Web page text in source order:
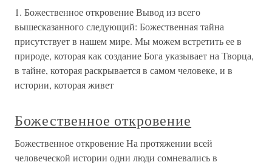
1. Божественное откровение Вывод из всего
вышесказанного следующий: Божественная тайна
присутствует в нашем мире. Мы можем встретить ее в
природе, которая как создание Бога указывает на Творца,
в тайне, которая раскрывается в самом человеке, и в
истории, которая живет
Божественное откровение
Божественное откровение На протяжении всей
человеческой истории одни люди сомневались в